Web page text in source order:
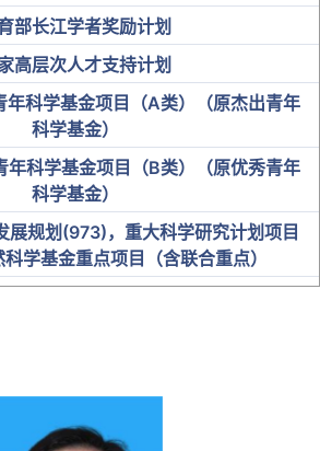
部长江学者奖励计划
高层次人才支持计划
年科学基金项目（A类）（原杰出青年
科学基金）
年科学基金项目（B类）（原优秀青年
科学基金）
展规划(973)，重大科学研究计划项目
学基金重点项目（含联合重点）